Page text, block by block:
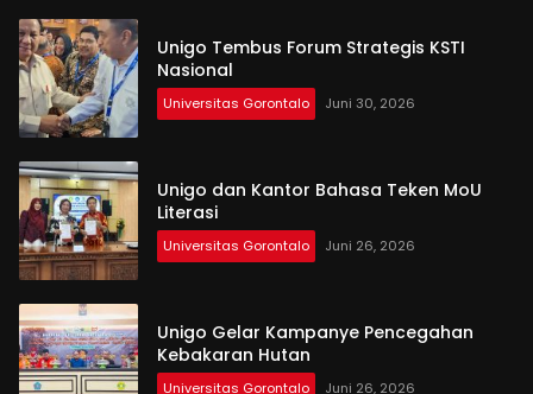
Unigo Tembus Forum Strategis KSTI
Nasional
Universitas Gorontalo Juni 30, 2026
Unigo dan Kantor Bahasa Teken MoU
Literasi
Universitas Gorontalo Juni 26, 2026
Unigo Gelar Kampanye Pencegahan
Kebakaran Hutan
Universitas Gorontalo Juni 26, 2026